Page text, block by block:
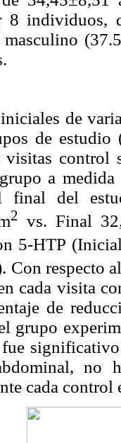
8 individuos,
de
de estudio
visitas control
a
final del
2 vs. Final
5-HTP
Con respecto
cada visita
de
grupo
fue
no
cada control